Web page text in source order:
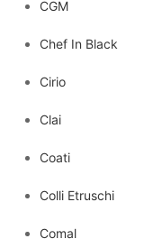
CGM
Chef In Black
Cirio
Clai
Coati
Colli Etruschi
Comal